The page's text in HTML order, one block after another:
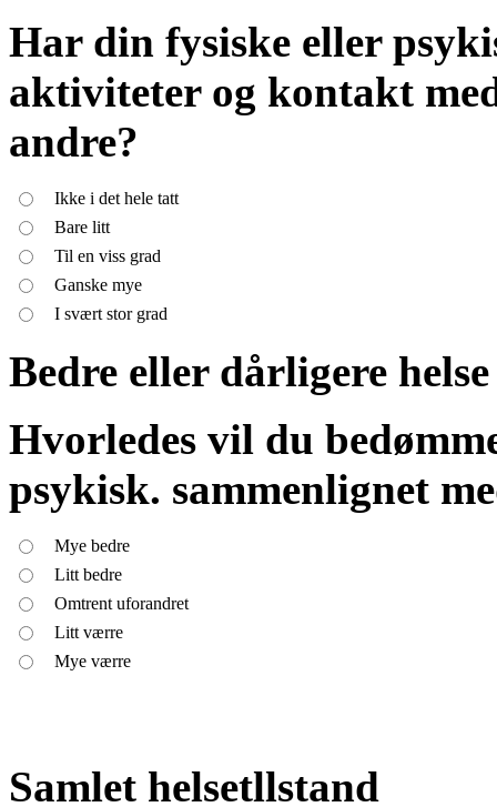
Har din fysiske eller
aktiviteter og kontakt
andre?
Ikke i det hele tatt
Bare litt
Til en viss grad
Ganske mye
I svært stor grad
Bedre eller dårligere helse
Hvorledes vil du
psykisk. sammenlignet
Mye bedre
Litt bedre
Omtrent uforandret
Litt værre
Mye værre
Samlet helsetllstand